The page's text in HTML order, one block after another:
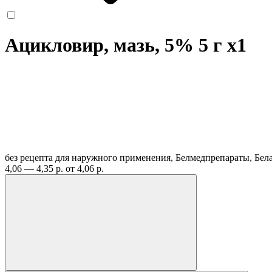
Ацикловир, мазь, 5% 5 г x1
без рецепта для наружного применения, Белмедпрепараты,
4,06 — 4,35 р. от 4,06 р.